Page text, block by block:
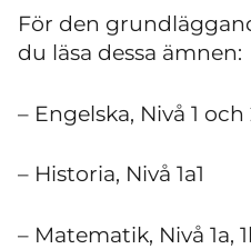
För den
du läsa dessa ämnen:
– Engelska, Nivå 1 och
– Historia, Nivå 1a1
– Matematik, Nivå 1a,